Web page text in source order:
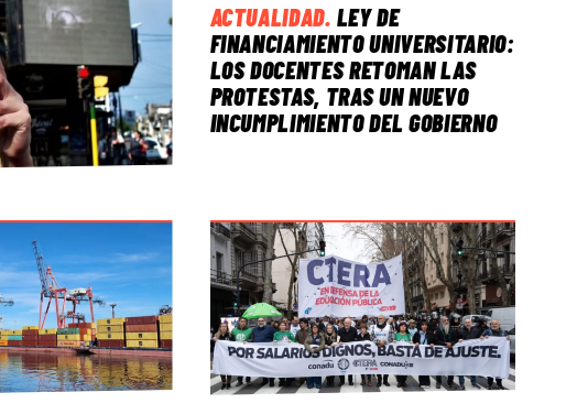
ACTUALIDAD. LEY DE
FINANCIAMIENTO UNIVERSITARIO:
LOS DOCENTES RETOMAN LAS
PROTESTAS, TRAS UN NUEVO
INCUMPLIMIENTO DEL GOBIERNO